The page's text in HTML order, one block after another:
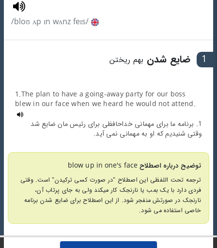
/bloʊ ʌp ɪn wʌnz feɪs/
1 ضایع شدن بهم ریختن
1.The plan to have a going-away party for our boss
blew in our face when we heard he would not attend.
1. برنامه ما برای مهمانی خداحافظی برای رئیس مان ضایع شد
وقتی شنیدیم که او به مهمانی نمی آید.
توضیح درباره اصطلاح blow up in one's face
ترجمه تحت اللفظی این اصطلاح "در صورت کسی ترکیدن" است. وقتی
فردی دارد با یک بمب یا نارنجک کار میکند ولی به جای پرتاب آن،
نارنجک در صورتش منفجر شود. از این اصطلاح برای ضایع شدن برنامه
خاصی استفاده می شود.